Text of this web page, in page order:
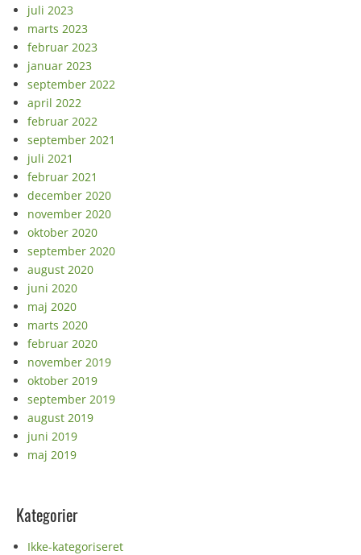
juli 2023
marts 2023
februar 2023
januar 2023
september 2022
april 2022
februar 2022
september 2021
juli 2021
februar 2021
december 2020
november 2020
oktober 2020
september 2020
august 2020
juni 2020
maj 2020
marts 2020
februar 2020
november 2019
oktober 2019
september 2019
august 2019
juni 2019
maj 2019
Kategorier
Ikke-kategoriseret